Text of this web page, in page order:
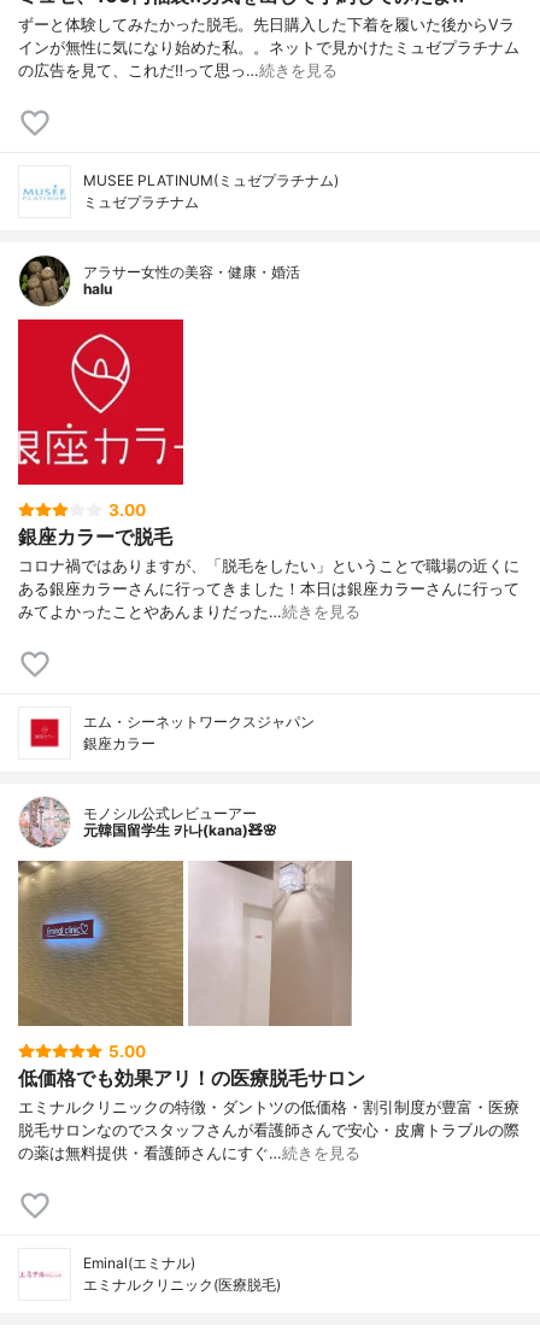
ずーと体験してみたかった脱毛。先日購入した下着を履いた後からVラ
インが無性に気になり始めた私。。ネットで見かけたミュゼプラチナム
の広告を見て、これだ‼︎って思っ…続きを見る
MUSEE PLATINUM(ミュゼプラチナム)
ミュゼプラチナム
アラサー女性の美容・健康・婚活
halu
3.00
銀座カラーで脱毛
コロナ禍ではありますが、「脱毛をしたい」ということで職場の近くに
ある銀座カラーさんに行ってきました！本日は銀座カラーさんに行って
みてよかったことやあんまりだった…続きを見る
エム・シーネットワークスジャパン
銀座カラー
モノシル公式レビューアー
元韓国留学生 카나(kana)🧸🌸
5.00
低価格でも効果アリ！の医療脱毛サロン
エミナルクリニックの特徴・ダントツの低価格・割引制度が豊富・医療
脱毛サロンなのでスタッフさんが看護師さんで安心・皮膚トラブルの際
の薬は無料提供・看護師さんにすぐ…続きを見る
Eminal(エミナル)
エミナルクリニック(医療脱毛)